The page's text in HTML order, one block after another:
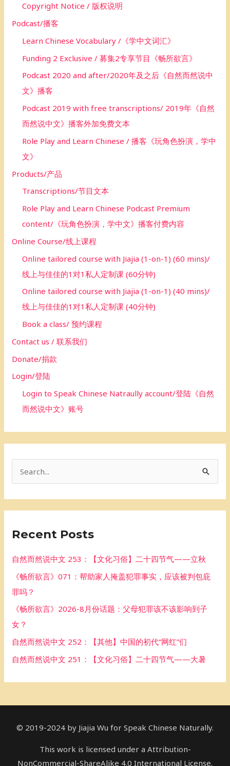
Copyright Notice / 版权说明
Podcast/播客
Learn Chinese Vocabulary /《学中文词汇》
Funding 2 Exclusive / 募集2专享节目《畅所欲言》
Podcast 2020 and after/2020年及之后《自然而然说中
文》播客
Podcast 2019 with free transcriptions/ 2019年《自然
而然说中文》播客外加免费文本
Role Play and Learn Chinese / 播客《玩角色扮演，学中
文》
Products/产品
Transcriptions/节目文本
Role Play and Learn Chinese Podcast Premium
content/《玩角色扮演，学中文》播客付费内容
Online Course/线上课程
Online tailored course with Jiajia (1-on-1) (60 mins)/
线上与佳佳的1对1私人定制课 (60分钟)
Online tailored course with Jiajia (1-on-1) (40 mins)/
线上与佳佳的1对1私人定制课 (40分钟)
Book a class/ 预约课程
Contact us / 联系我们
Donate/捐款
Login/登陆
Login to Speak Chinese Natraully account/登陆《自然
而然说中文》账号
c
f
r
Recent Posts
自然而然说中文 253：【文化习俗】二十四节气——立秋
《畅所欲言》071：帮助家人掩盖犯罪事实，应该被判包庇
罪吗？
《畅所欲言》2026-8月份话题：父母犯罪该不该影响到子
女？
自然而然说中文 252：【其他】中国的初代“网红”们
自然而然说中文 251：【文化习俗】二十四节气——大暑
© 2019-2024 by Jiajia Wu for Speak Chinese Naturally.
This work is licensed under a Attribution-
NonCommercial-ShareAlike 4.0 International License.